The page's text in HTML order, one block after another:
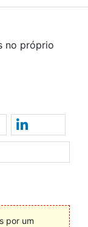
no próprio
por um